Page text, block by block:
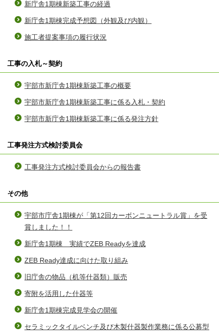
新庁舎1期棟新築工事の経過
新庁舎1期棟完成予想図（外観及び内観）
施工者提案事項の履行状況
工事の入札～契約
宇部市新庁舎1期棟新築工事の概要
宇部市新庁舎1期棟新築工事に係る入札・契約
宇部市新庁舎1期棟新築工事に係る発注方針
工事発注方式検討委員会
工事発注方式検討委員会からの報告書
その他
宇部市庁舎1期棟が「第12回カーボンニュートラル賞」を受
賞しました！！
新庁舎1期棟 実績でZEB Readyを達成
ZEB Ready達成に向けた取り組み
旧庁舎の物品（机等什器類）販売
寄附を活用した什器等
新庁舎1期棟完成見学会の開催
セラミックタイルベンチ及び木製什器製作業務に係る公募型